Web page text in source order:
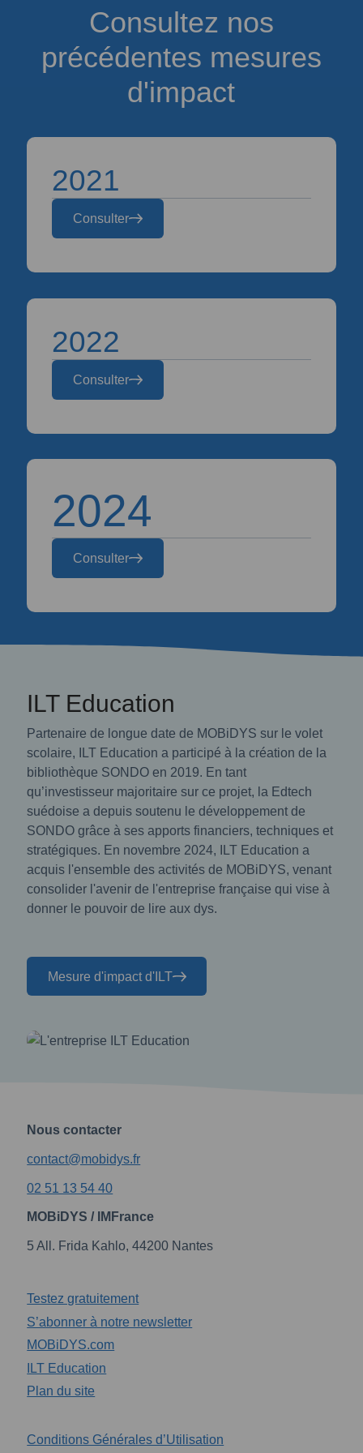
Consultez nos
précédentes mesures
d'impact
2021
Consulter
2022
Consulter
2024
Consulter
ILT Education
Partenaire de longue date de MOBiDYS sur le volet
scolaire, ILT Education a participé à la création de la
bibliothèque SONDO en 2019. En tant
qu’investisseur majoritaire sur ce projet, la Edtech
suédoise a depuis soutenu le développement de
SONDO grâce à ses apports financiers, techniques et
stratégiques. En novembre 2024, ILT Education a
acquis l'ensemble des activités de MOBiDYS, venant
consolider l'avenir de l'entreprise française qui vise à
donner le pouvoir de lire aux dys.
Mesure d'impact d'ILT
Nous contacter
contact@mobidys.fr
02 51 13 54 40
MOBiDYS / IMFrance
5 All. Frida Kahlo, 44200 Nantes
Testez gratuitement
S’abonner à notre newsletter
MOBiDYS.com
ILT Education
Plan du site
Conditions Générales d’Utilisation